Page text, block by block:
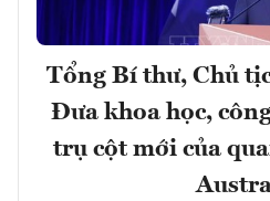
Tổng Bí thư, Chủ
Đưa khoa học,
trụ cột mới của